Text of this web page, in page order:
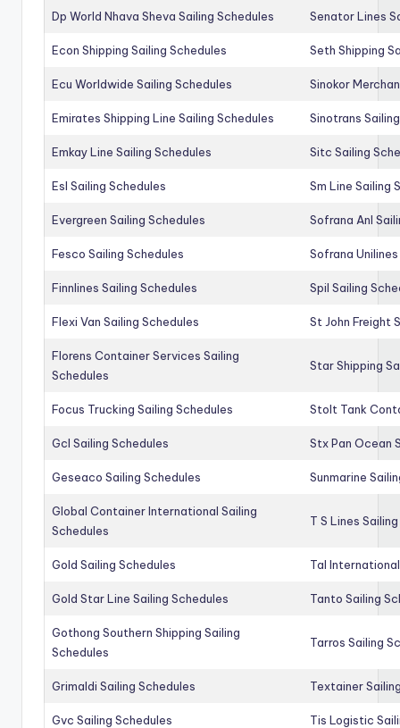
Dp World Nhava Sheva Sailing Schedules Senator Lines
Econ Shipping Sailing Schedules Seth Shipping
Ecu Worldwide Sailing Schedules Sinokor
Emirates Shipping Line Sailing Schedules Sinotrans
Emkay Line Sailing Schedules Sitc Sailing
Esl Sailing Schedules Sm Line Sailing
Evergreen Sailing Schedules Sofrana Anl
Fesco Sailing Schedules Sofrana
Finnlines Sailing Schedules Spil Sailing
Flexi Van Sailing Schedules St John Freight
Florens Container Services Sailing
Schedules
Star Shipping
Focus Trucking Sailing Schedules Stolt Tank
Gcl Sailing Schedules Stx Pan Ocean
Geseaco Sailing Schedules Sunmarine
Global Container International Sailing
Schedules
T S Lines
Gold Sailing Schedules Tal
Gold Star Line Sailing Schedules Tanto Sailing
Gothong Southern Shipping Sailing
Schedules
Tarros Sailing
Grimaldi Sailing Schedules Textainer
Gvc Sailing Schedules Tis Logistic